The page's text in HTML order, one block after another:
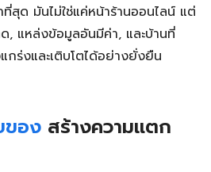
สุด มันไม่ใช่แค่หน้าร้านออนไลน์ แต่
, แหล่งข้อมูลอันมีค่า, และบ้านที่
ร่งและเติบโตได้อย่างยั่งยืน
ของ สร้างความแตก